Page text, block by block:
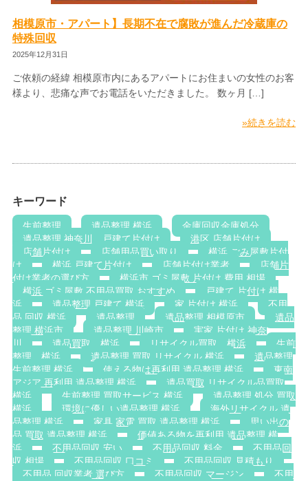
相模原市・アパート】長期不在で腐敗が進んだ冷蔵庫の
特殊回収
2025年12月31日
ご依頼の経緯 相模原市内にあるアパートにお住まいの女性のお客
様より、悲痛な声でお電話をいただきました。 数ヶ月 […]
»続きを読む
キーワード
生前整理 遺品整理 横浜
金庫回収金庫処分
遺品整理 神奈川，戸建て片付け
港区 店舗片付け
店舗片付け
店舗用品買い取り
横浜 ごみ屋敷片付
け
横浜 戸建て片付け 店舗片付け業者
店舗片
付け業者の選び方
横浜市 ゴミ屋敷 片付け 費用 相場
横浜 ゴミ屋敷 不用品買取 おすすめ
戸建て 片付け 横
浜
遺品整理 戸建て 横浜 家 片付け 横浜
不用
品 回収 横浜
遺品整理 遺品整理 相模原市
遺品
整理 横浜市
遺品整理 川崎市
実家 片付け 神奈
川
遺品買取 横浜 リサイクル買取 横浜
生前
整理 横浜
遺品整理 買取 リサイクル 横浜
遺品整理
生前整理 横浜
使える物は再利用 遺品整理 横浜
東南
アジア 再利用 遺品整理 横浜
遺品買取 リサイクル品買取
横浜
生前整理 買取サービス 横浜
遺品整理 処分 買取
横浜
環境に優しい遺品整理 横浜
海外リサイクル 遺
品整理 横浜
家具 家電 買取 遺品整理 横浜
思い出の
品 買取 遺品整理 横浜
価値ある物を再利用 遺品整理 横
浜
不用品回収 安い 不用品回収 料金
不用品回
収 相場
不用品回収 口コミ
不用品回収 見積もり
不用品 回収業者 選び方
不用品回収 マージン
不用